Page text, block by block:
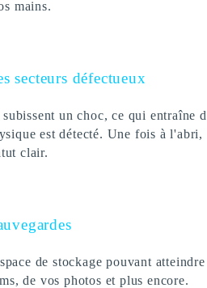
mains.
secteurs défectueux
un choc, ce qui entraîne
est détecté. Une fois à
clair.
de stockage pouvant
de vos photos et plus encore.